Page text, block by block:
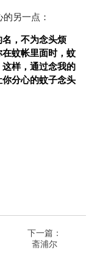
另一点：
，不为念头烦
蚊帐里面时，蚊
样，通过念我的
分心的蚊子念头
下一篇：
斋浦尔